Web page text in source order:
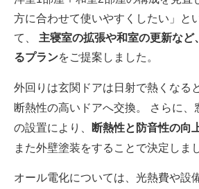
方に合わせて使いやすくしたい」と
て、 主寝室の拡張や和室の更新など
るプランをご提案しました。
外回りは玄関ドアは日射で熱くなる
断熱性の高いドアへ交換。 さらに、
の設置により、
断熱性と防音性の向
また外壁塗装をすることで決定しま
オール電化については、光熱費や設